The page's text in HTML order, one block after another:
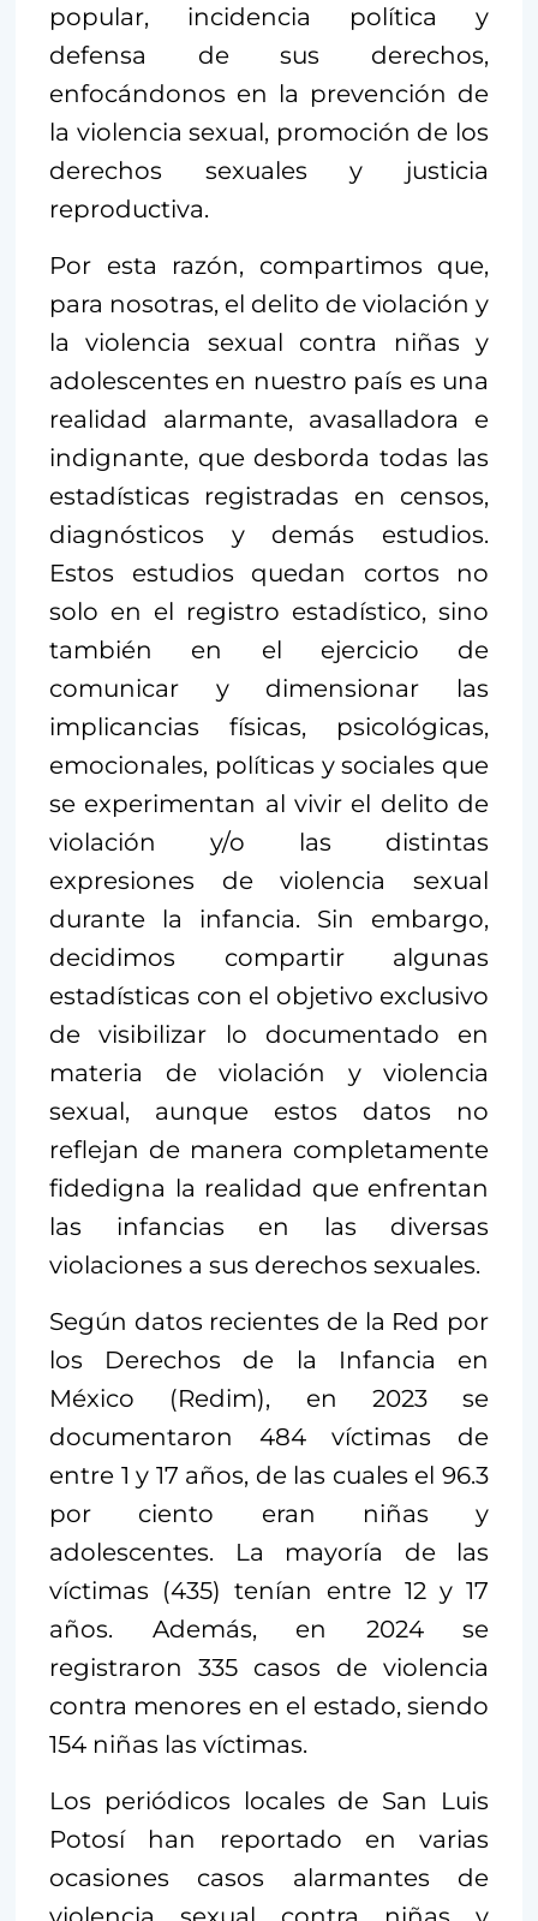
popular, incidencia política y
defensa de sus derechos,
enfocándonos en la prevención de
la violencia sexual, promoción de los
derechos sexuales y justicia
reproductiva.
Por esta razón, compartimos que,
para nosotras, el delito de violación y
la violencia sexual contra niñas y
adolescentes en nuestro país es una
realidad alarmante, avasalladora e
indignante, que desborda todas las
estadísticas registradas en censos,
diagnósticos y demás estudios.
Estos estudios quedan cortos no
solo en el registro estadístico, sino
también en el ejercicio de
comunicar y dimensionar las
implicancias físicas, psicológicas,
emocionales, políticas y sociales que
se experimentan al vivir el delito de
violación y/o las distintas
expresiones de violencia sexual
durante la infancia. Sin embargo,
decidimos compartir algunas
estadísticas con el objetivo exclusivo
de visibilizar lo documentado en
materia de violación y violencia
sexual, aunque estos datos no
reflejan de manera completamente
fidedigna la realidad que enfrentan
las infancias en las diversas
violaciones a sus derechos sexuales.
Según datos recientes de la Red por
los Derechos de la Infancia en
México (Redim), en 2023 se
documentaron 484 víctimas de
entre 1 y 17 años, de las cuales el 96.3
por ciento eran niñas y
adolescentes. La mayoría de las
víctimas (435) tenían entre 12 y 17
años. Además, en 2024 se
registraron 335 casos de violencia
contra menores en el estado, siendo
154 niñas las víctimas.
Los periódicos locales de San Luis
Potosí han reportado en varias
ocasiones casos alarmantes de